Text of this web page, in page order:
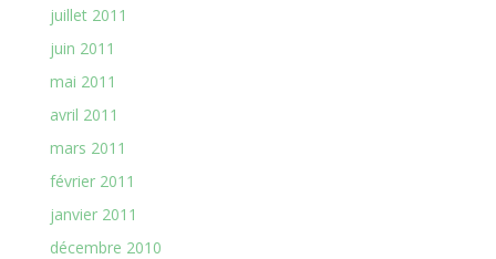
juillet 2011
juin 2011
mai 2011
avril 2011
mars 2011
février 2011
janvier 2011
décembre 2010